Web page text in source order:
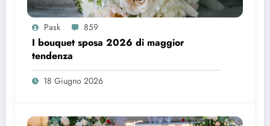
Pask 859
I bouquet sposa 2026 di maggior
tendenza
18 Giugno 2026